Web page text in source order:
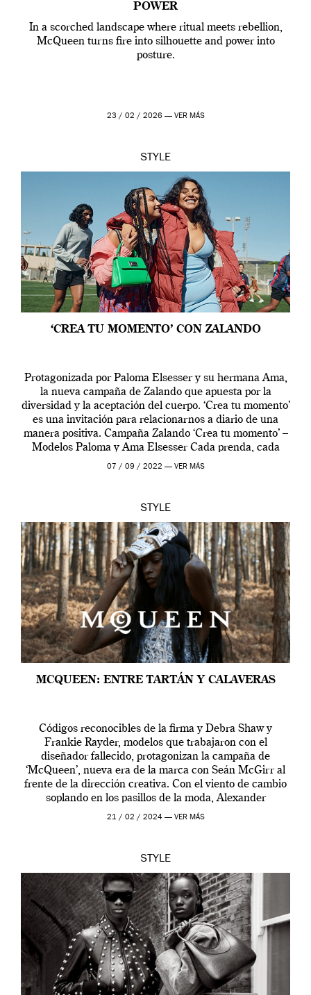
POWER
In a scorched landscape where ritual meets rebellion,
McQueen turns fire into silhouette and power into
posture.
23 / 02 / 2026 — VER MÁS
STYLE
‘CREA TU MOMENTO’ CON ZALANDO
Protagonizada por Paloma Elsesser y su hermana Ama,
la nueva campaña de Zalando que apuesta por la
diversidad y la aceptación del cuerpo. ‘Crea tu momento’
es una invitación para relacionarnos a diario de una
manera positiva. Campaña Zalando ‘Crea tu momento’ –
Modelos Paloma y Ama Elsesser Cada prenda, cada
outfit, cada momento, caracteriza […]
07 / 09 / 2022 — VER MÁS
STYLE
MCQUEEN: ENTRE TARTÁN Y CALAVERAS
Códigos reconocibles de la firma y Debra Shaw y
Frankie Rayder, modelos que trabajaron con el
diseñador fallecido, protagonizan la campaña de
‘McQueen’, nueva era de la marca con Seán McGirr al
frente de la dirección creativa. Con el viento de cambio
soplando en los pasillos de la moda, Alexander
McQueen se prepara para una […]
21 / 02 / 2024 — VER MÁS
STYLE